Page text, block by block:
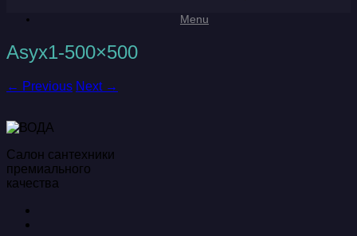
Menu
Asyx1-500×500
← Previous Next →
Салон сантехники
премиального
качества